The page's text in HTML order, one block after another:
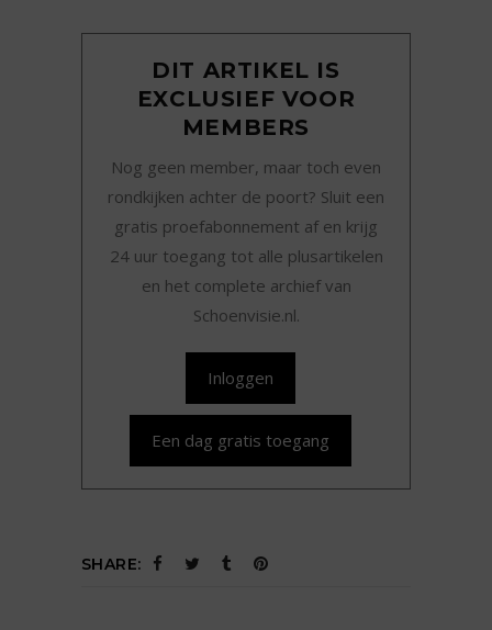
DIT ARTIKEL IS
EXCLUSIEF VOOR
MEMBERS
Nog geen member, maar toch even
rondkijken achter de poort? Sluit een
gratis proefabonnement af en krijg
24 uur toegang tot alle plusartikelen
en het complete archief van
Schoenvisie.nl.
Inloggen
Een dag gratis toegang
SHARE: